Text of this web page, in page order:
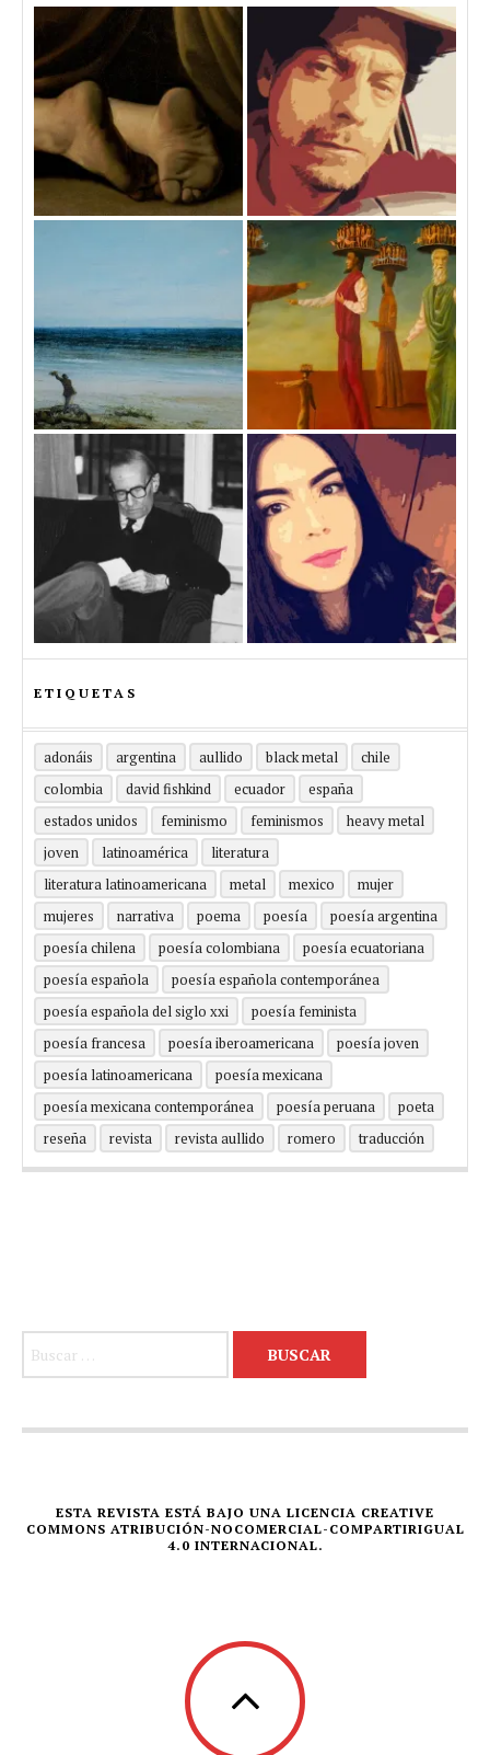
ETIQUETAS
adonáis argentina aullido black metal
chile
colombia
david fishkind ecuador
españa
estados unidos
feminismo feminismos
heavy metal
joven
latinoamérica
literatura
literatura latinoamericana
metal mexico
mujer
mujeres
narrativa poema poesía
poesía argentina
poesía chilena
poesía colombiana
poesía ecuatoriana
poesía española
poesía española contemporánea
poesía española del siglo xxi
poesía feminista
poesía francesa
poesía iberoamericana
poesía joven
poesía latinoamericana
poesía mexicana
poesía mexicana contemporánea
poesía peruana
poeta
reseña
revista revista aullido romero traducción
ESTA REVISTA ESTÁ BAJO UNA LICENCIA CREATIVE
COMMONS ATRIBUCIÓN-NOCOMERCIAL-COMPARTIRIGUAL
4.0 INTERNACIONAL.